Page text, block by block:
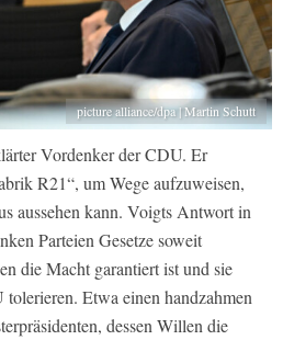
picture alliance/dpa | Martin Schutt
Vordenker der CDU. Er
R21“, um Wege aufzuweisen,
aussehen kann. Voigts Antwort in
Parteien Gesetze soweit
die Macht garantiert ist und sie
Etwa einen handzahmen
dessen Willen die